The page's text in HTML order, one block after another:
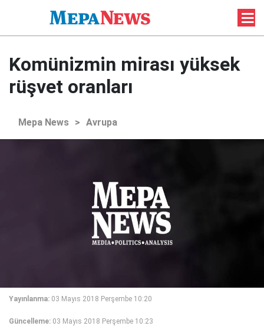
Komünizmin mirası yüksek
rüşvet oranları
Mepa News > Avrupa
Yayınlanma: 03 Mayıs 2018 Perşembe 10:20
Güncelleme: 03 Mayıs 2018 Perşembe 10:23